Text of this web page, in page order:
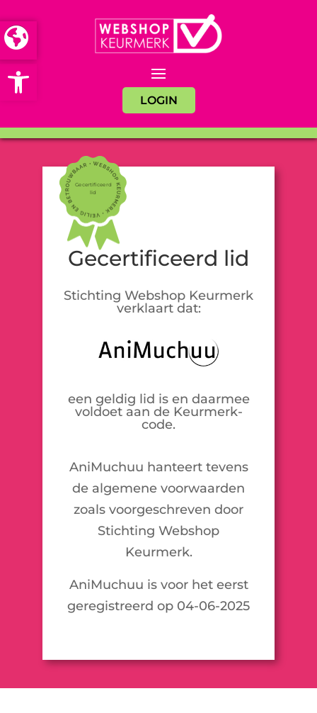
Open toolbar
LOGIN
Gecertificeerd
lid
Gecertificeerd lid
Stichting Webshop Keurmerk
verklaart dat:
een geldig lid is en daarmee
voldoet aan de Keurmerk-
code.
AniMuchuu hanteert tevens
de algemene voorwaarden
zoals voorgeschreven door
Stichting Webshop
Keurmerk.
AniMuchuu is voor het eerst
geregistreerd op 04-06-2025